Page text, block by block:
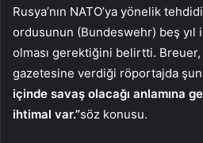
Rusya’nın NATO’ya yönelik
ordusunun (Bundeswehr) beş yıl
olması gerektiğini belirtti. Breuer,
gazetesine verdiği röportajda
içinde savaş olacağı anlamına
ihtimal var.”söz konusu.